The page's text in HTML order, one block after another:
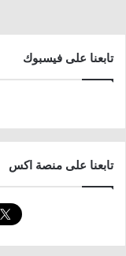
تابعنا على فيسبوك
تابعنا على منصة اكس